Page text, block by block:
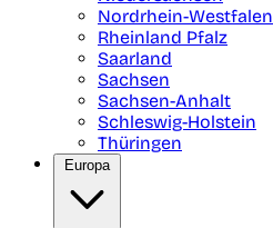
Nordrhein-Westfalen
Rheinland Pfalz
Saarland
Sachsen
Sachsen-Anhalt
Schleswig-Holstein
Thüringen
Europa